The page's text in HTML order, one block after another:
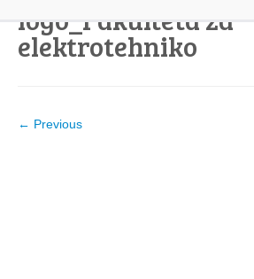
logo_Fakulteta za
elektrotehniko
← Previous